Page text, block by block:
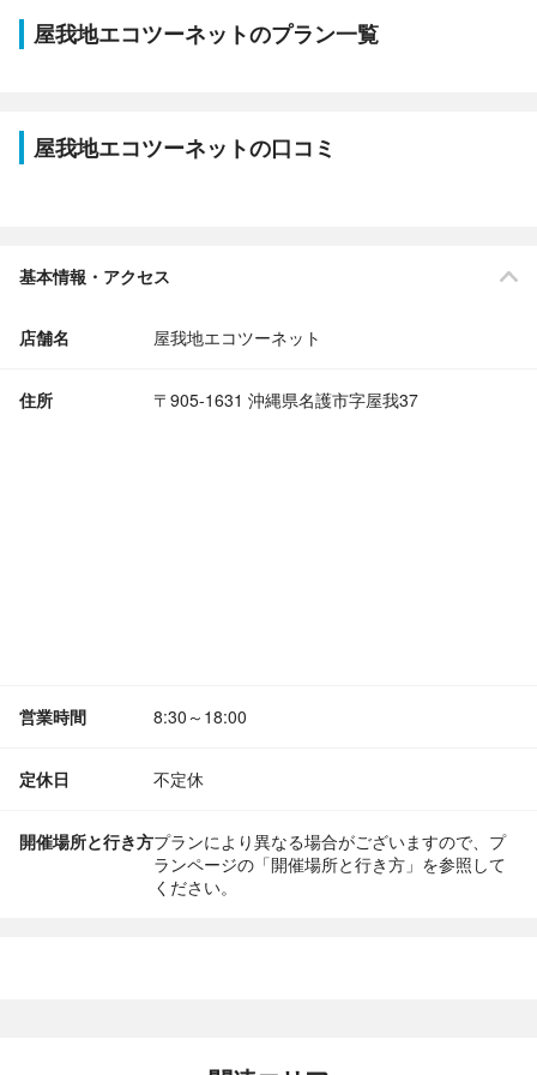
屋我地エコツーネットのプラン一覧
屋我地エコツーネットの口コミ
基本情報・アクセス
店舗名 屋我地エコツーネット
住所 〒905-1631 沖縄県名護市字屋我37
営業時間 8:30～18:00
定休日 不定休
開催場所と行き方プランにより異なる場合がございますので、プ
ランページの「開催場所と行き方」を参照して
ください。